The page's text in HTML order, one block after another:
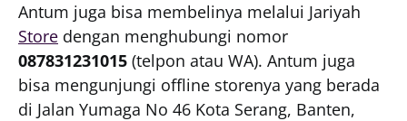
Antum juga bisa membelinya melalui Jariyah
Store dengan menghubungi nomor
087831231015 (telpon atau WA). Antum juga
bisa mengunjungi offline storenya yang berada
di Jalan Yumaga No 46 Kota Serang, Banten,